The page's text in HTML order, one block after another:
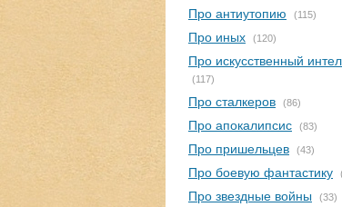
Про антиутопию (115)
Про иных (120)
Про искусственный
(117)
Про сталкеров (86)
Про апокалипсис (83)
Про пришельцев (43)
Про боевую фантастику
Про звездные войны (33)